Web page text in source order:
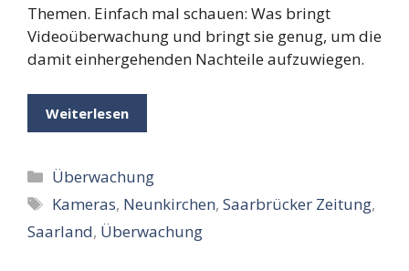
Themen. Einfach mal schauen: Was bringt
Videoüberwachung und bringt sie genug, um die
damit einhergehenden Nachteile aufzuwiegen.
Weiterlesen
Kategorien
Überwachung
Schlagwörter
Kameras, Neunkirchen,Saarbrücker Zeitung,
Saarland, Überwachung